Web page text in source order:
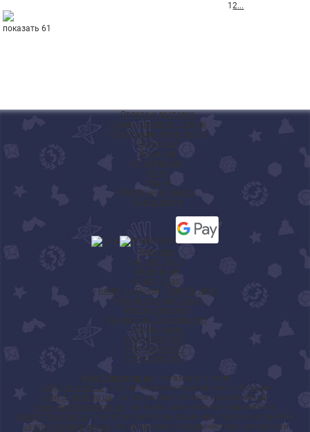
12...
показать 61
◦Оплата и доставка
Обмен и возврат товара
Программа лояльности
◦ Мой заказ
◦ Вакансии
Клуб Ігромаг
Блог
◦ Форум
Публичная оферта
Карта сайта
◦ Манчкин
Диксит (Dixit)
Монополия
Алиас (Alias)
◦ Билет на Поезд (Ticket to Ride)
◦ Колонизаторы (Catan)
Hasbro (Хасбро)
Каркассон (Carcassonne)
◦ Детские игры
(067) 589-03-97
(095) 589-03-97
(093) 589-03-97
info@igromag.ua - магазин Igromagг
opt@igromag.ua - по вопросам оптовых закупок и продаж
order@igromag.ua - по вопросам поставок и дистрибуции
marketing@igromag.ua - по вопросам контента и маркетинга
event@igromag.ua - по вопросам организации игротек и мероприятий
ua-project@igromag.ua - по вопросам сотрудничества с авторами и